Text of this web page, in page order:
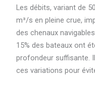
Les débits, variant de
m³/s en pleine crue,
des chenaux
15% des bateaux ont
profondeur suffisante.
ces variations pour